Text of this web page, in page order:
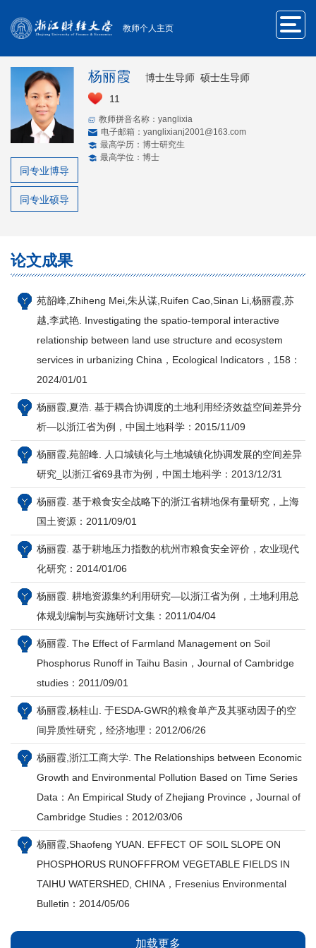
教师个人主页
杨丽霞
博士生导师 硕士生导师
11
教师拼音名称：yanglixia
电子邮箱： yanglixianj2001@163.com
最高学历：博士研究生
最高学位：博士
同专业博导
同专业硕导
论文成果
苑韶峰,Zhiheng Mei,朱从谋,Ruifen Cao,Sinan Li,杨丽霞,苏
越,李武艳. Investigating the spatio-temporal interactive
relationship between land use structure and ecosystem
services in urbanizing China，Ecological Indicators，158：
2024/01/01
杨丽霞,夏浩. 基于耦合协调度的土地利用经济效益空间差异分
析—以浙江省为例，中国土地科学：2015/11/09
杨丽霞,苑韶峰. 人口城镇化与土地城镇化协调发展的空间差异
研究_以浙江省69县市为例，中国土地科学：2013/12/31
杨丽霞. 基于粮食安全战略下的浙江省耕地保有量研究，上海
国土资源：2011/09/01
杨丽霞. 基于耕地压力指数的杭州市粮食安全评价，农业现代
化研究：2014/01/06
杨丽霞. 耕地资源集约利用研究—以浙江省为例，土地利用总
体规划编制与实施研讨文集：2011/04/04
杨丽霞. The Effect of Farmland Management on Soil
Phosphorus Runoff in Taihu Basin，Journal of Cambridge
studies：2011/09/01
杨丽霞,杨桂山. 于ESDA-GWR的粮食单产及其驱动因子的空
间异质性研究，经济地理：2012/06/26
杨丽霞,浙江工商大学. The Relationships between Economic
Growth and Environmental Pollution Based on Time Series
Data：An Empirical Study of Zhejiang Province，Journal of
Cambridge Studies：2012/03/06
杨丽霞,Shaofeng YUAN. EFFECT OF SOIL SLOPE ON
PHOSPHORUS RUNOFFFROM VEGETABLE FIELDS IN
TAIHU WATERSHED, CHINA，Fresenius Environmental
Bulletin：2014/05/06
加载更多